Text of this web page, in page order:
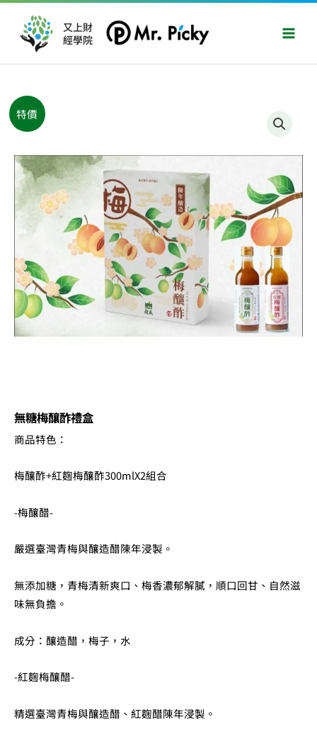
要
又上財
經學院
特價
無糖梅釀酢禮盒
商品特色：
梅釀酢+紅麴梅釀酢300mlX2組合
-梅釀醋-
嚴選臺灣青梅與釀造醋陳年浸製。
無添加糖，青梅清新爽口、梅香濃郁解膩，順口回甘、自然滋
味無負擔。
成分：釀造醋，梅子，水
-紅麴梅釀醋-
精選臺灣青梅與釀造醋、紅麴醋陳年浸製。
格：
NT$680。
格：
NT$640。
無
糖
釀
酢
禮
盒
量